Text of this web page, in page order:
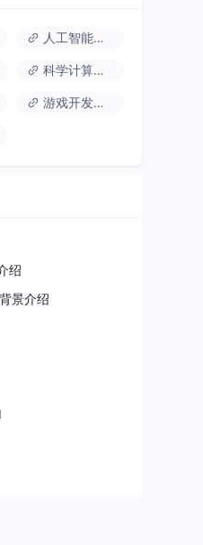
人工智能深度学习
科学计算与模拟
游戏开发与测试
绍
景介绍